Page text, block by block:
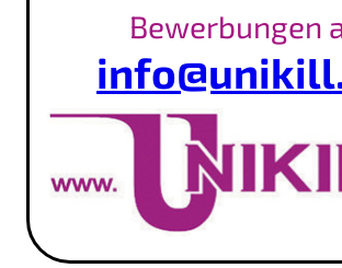
Bewerbungen